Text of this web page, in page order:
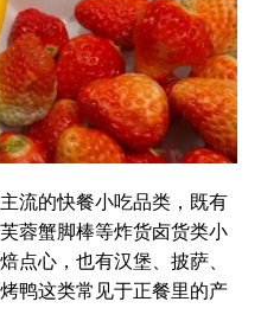
流的快餐小吃品类，既有
蓉蟹脚棒等炸货卤货类小
点心，也有汉堡、披萨、
鸭这类常见于正餐里的产